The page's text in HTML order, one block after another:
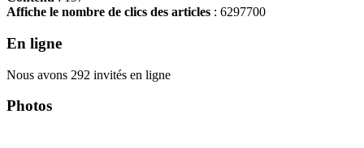
Affiche le nombre de clics des articles : 6297700
En ligne
Nous avons 292 invités en ligne
Photos